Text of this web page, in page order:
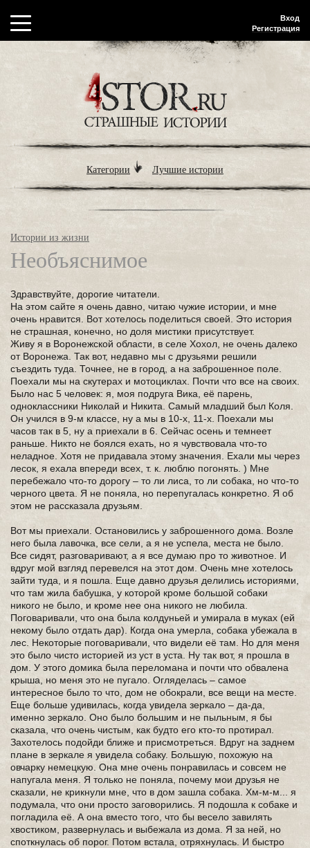
Вход
Регистрация
Категории Лучшие истории
Истории из жизни
Необъяснимое
Здравствуйте, дорогие читатели.
На этом сайте я очень давно, читаю чужие истории, и мне
очень нравится. Вот хотелось поделиться своей. Это история
не страшная, конечно, но доля мистики присутствует.
Живу я в Воронежской области, в селе Хохол, не очень далеко
от Воронежа. Так вот, недавно мы с друзьями решили
съездить туда. Точнее, не в город, а на заброшенное поле.
Поехали мы на скутерах и мотоциклах. Почти что все на своих.
Было нас 5 человек: я, моя подруга Вика, её парень,
одноклассники Николай и Никита. Самый младший был Коля.
Он учился в 9-м классе, ну а мы в 10-х, 11-х. Поехали мы
часов так в 5, ну а приехали в 6. Сейчас осень и темнеет
раньше. Никто не боялся ехать, но я чувствовала что-то
неладное. Хотя не придавала этому значения. Ехали мы через
лесок, я ехала впереди всех, т. к. люблю погонять. ) Мне
перебежало что-то дорогу – то ли лиса, то ли собака, но что-то
черного цвета. Я не поняла, но перепугалась конкретно. Я об
этом не рассказала друзьям.
Вот мы приехали. Остановились у заброшенного дома. Возле
него была лавочка, все сели, а я не успела, места не было.
Все сидят, разговаривают, а я все думаю про то животное. И
вдруг мой взгляд перевелся на этот дом. Очень мне хотелось
зайти туда, и я пошла. Еще давно друзья делились историями,
что там жила бабушка, у которой кроме большой собаки
никого не было, и кроме нее она никого не любила.
Поговаривали, что она была колдуньей и умирала в муках (ей
некому было отдать дар). Когда она умерла, собака убежала в
лес. Некоторые поговаривали, что видели её там. Но для меня
это было чисто историей из уст в уста. Ну так вот, я прошла в
дом. У этого домика была переломана и почти что обвалена
крыша, но меня это не пугало. Огляделась – самое
интересное было то что, дом не обокрали, все вещи на месте.
Еще больше удивилась, когда увидела зеркало – да-да,
именно зеркало. Оно было большим и не пыльным, я бы
сказала, что очень чистым, как будто его кто-то протирал.
Захотелось подойди ближе и присмотреться. Вдруг на заднем
плане в зеркале я увидела собаку. Большую, похожую на
овчарку немецкую. Она мне очень понравилась и совсем не
напугала меня. Я только не поняла, почему мои друзья не
сказали, не крикнули мне, что в дом зашла собака. Хм-м-м... я
подумала, что они просто заговорились. Я подошла к собаке и
погладила её. А она вместо того, что бы весело завилять
хвостиком, развернулась и выбежала из дома. Я за ней, но
споткнулась об порог. Потом встала, отряхнулась. И быстро